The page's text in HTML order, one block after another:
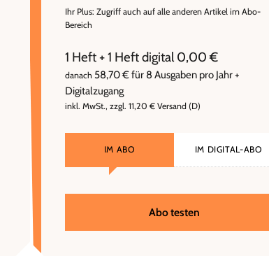
Ihr Plus: Zugriff auch auf alle anderen Artikel im Abo-
Bereich
1 Heft + 1 Heft digital 0,00 €
danach 58,70 € für 8 Ausgaben pro Jahr +
Digitalzugang
inkl. MwSt., zzgl. 11,20 € Versand (D)
IM ABO IM DIGITAL-ABO
Abo testen